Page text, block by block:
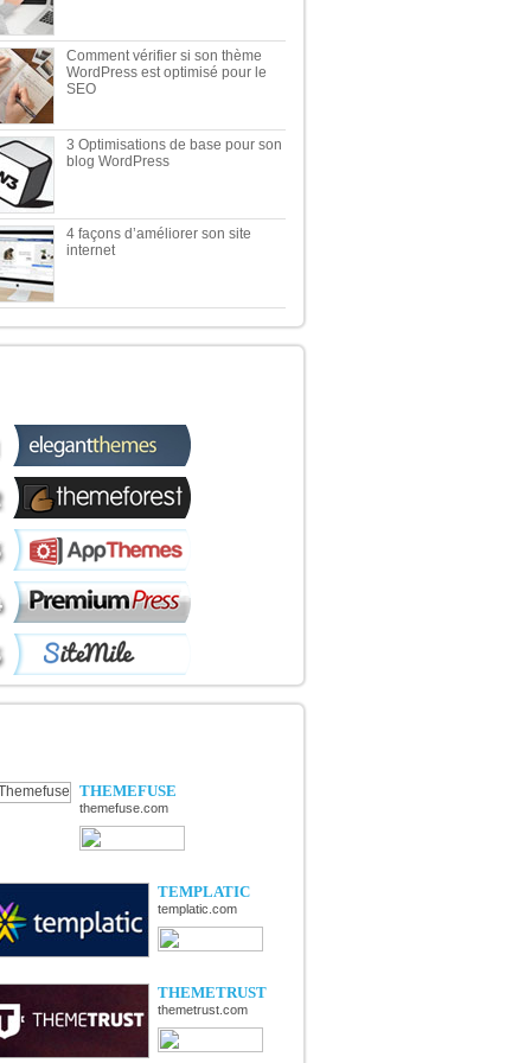
Comment vérifier si son thème
WordPress est optimisé pour le
SEO
3 Optimisations de base pour son
blog WordPress
4 façons d’améliorer son site
internet
THEMEFUSE
themefuse.com
TEMPLATIC
templatic.com
THEMETRUST
themetrust.com